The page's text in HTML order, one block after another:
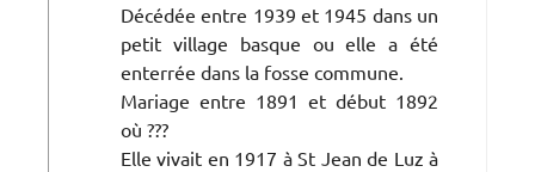
Décédée entre 1939 et 1945 dans un
petit village basque ou elle a été
enterrée dans la fosse commune.
Mariage entre 1891 et début 1892
où ???
Elle vivait en 1917 à St Jean de Luz à